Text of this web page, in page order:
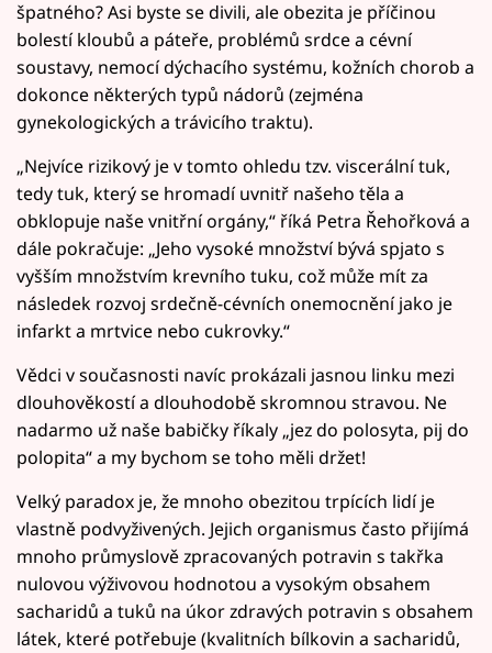
špatného? Asi byste se divili, ale obezita je příčinou
bolestí kloubů a páteře, problémů srdce a cévní
soustavy, nemocí dýchacího systému, kožních chorob a
dokonce některých typů nádorů (zejména
gynekologických a trávicího traktu).
„Nejvíce rizikový je v tomto ohledu tzv. viscerální tuk,
tedy tuk, který se hromadí uvnitř našeho těla a
obklopuje naše vnitřní orgány,“ říká Petra Řehořková a
dále pokračuje: „Jeho vysoké množství bývá spjato s
vyšším množstvím krevního tuku, což může mít za
následek rozvoj srdečně-cévních onemocnění jako je
infarkt a mrtvice nebo cukrovky.“
Vědci v současnosti navíc prokázali jasnou linku mezi
dlouhověkostí a dlouhodobě skromnou stravou. Ne
nadarmo už naše babičky říkaly „jez do polosyta, pij do
polopita“ a my bychom se toho měli držet!
Velký paradox je, že mnoho obezitou trpících lidí je
vlastně podvyživených. Jejich organismus často přijímá
mnoho průmyslově zpracovaných potravin s takřka
nulovou výživovou hodnotou a vysokým obsahem
sacharidů a tuků na úkor zdravých potravin s obsahem
látek, které potřebuje (kvalitních bílkovin a sacharidů,